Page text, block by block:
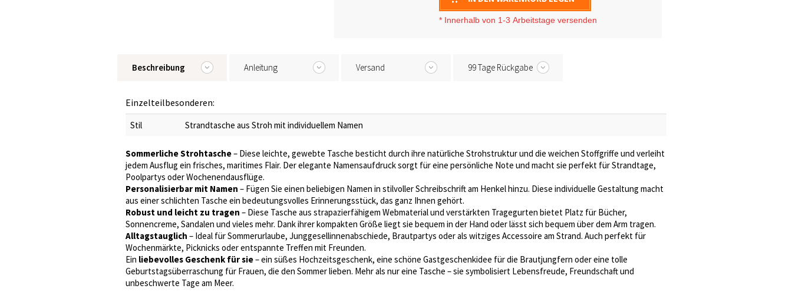
* Innerhalb von 1-3 Arbeitstage versenden
Beschreibung Anleitung Versand 99 Tage Rückgabe
Einzelteilbesonderen:
Stil Strandtasche aus Stroh mit individuellem Namen
Sommerliche Strohtasche– Diese leichte, gewebte Tasche besticht durch ihre natürliche Strohstruktur und die weichen Stoffgriffe und verleiht
jedem Ausflug ein frisches, maritimes Flair. Der elegante Namensaufdruck sorgt für eine persönliche Note und macht sie perfekt für Strandtage,
Poolpartys oder Wochenendausflüge.
Personalisierbar mit Namen – Fügen Sie einen beliebigen Namen in stilvoller Schreibschrift am Henkel hinzu. Diese individuelle Gestaltung macht
aus einer schlichten Tasche ein bedeutungsvolles Erinnerungsstück, das ganz Ihnen gehört.
Robust und leicht zu tragen – Diese Tasche aus strapazierfähigem Webmaterial und verstärkten Tragegurten bietet Platz für Bücher,
Sonnencreme, Sandalen und vieles mehr. Dank ihrer kompakten Größe liegt sie bequem in der Hand oder lässt sich bequem über dem Arm tragen.
Alltagstauglich – Ideal für Sommerurlaube, Junggesellinnenabschiede, Brautpartys oder als witziges Accessoire am Strand. Auch perfekt für
Wochenmärkte, Picknicks oder entspannte Treffen mit Freunden.
Ein liebevolles Geschenk für sie– ein süßes Hochzeitsgeschenk, eine schöne Gastgeschenkidee für die Brautjungfern oder eine tolle
Geburtstagsüberraschung für Frauen, die den Sommer lieben. Mehr als nur eine Tasche – sie symbolisiert Lebensfreude, Freundschaft und
unbeschwerte Tage am Meer.